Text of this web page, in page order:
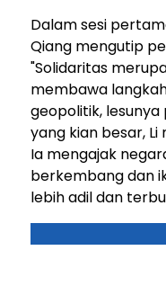
Dalam sesi
Qiang mengutip
"Solidaritas
membawa
geopolitik,
yang kian besar,
Ia mengajak
berkembang dan
lebih adil dan